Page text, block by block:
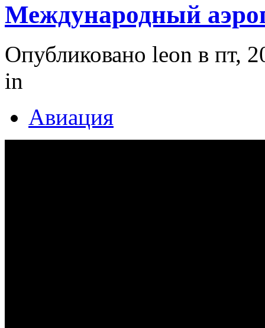
Международный
Опубликовано leon в пт,
in
Авиация